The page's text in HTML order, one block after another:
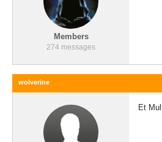
Members
274 messages
wolverine
Et